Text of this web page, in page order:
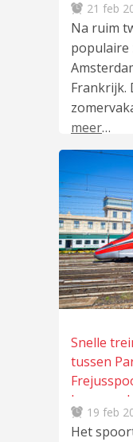
21 feb
Na ruim
populaire
Frankrijk.
meer…
Snelle
tussen
heropend
19 feb
Het